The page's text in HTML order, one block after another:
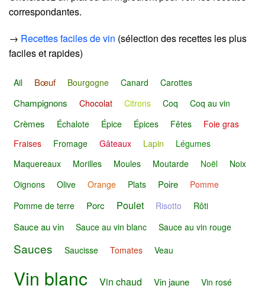
correspondantes.
→ Recettes faciles de vin (sélection des recettes les plus
faciles et rapides)
Ail Bœuf Bourgogne Canard Carottes
Champignons Chocolat Citrons Coq Coq au vin
Crèmes Échalote Épice Épices Fêtes
Foie gras
Fraises
Fromage Gâteaux Lapin
Légumes
Maquereaux
Morilles Moules Moutarde Noël
Noix
Oignons
Olive Orange Plats Poire
Pomme
Pomme de terre
Porc Poulet Risotto Rôti
Sauce au vin Sauce au vin blanc Sauce au vin rouge
Sauces Saucisse Tomates Veau
Vin blanc Vin chaud Vin jaune Vin rosé